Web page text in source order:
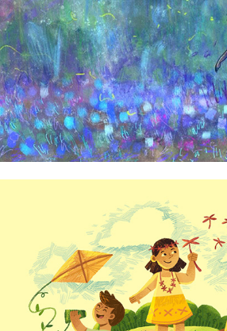
Arli Pagaduan
Arvi Delos Reyes